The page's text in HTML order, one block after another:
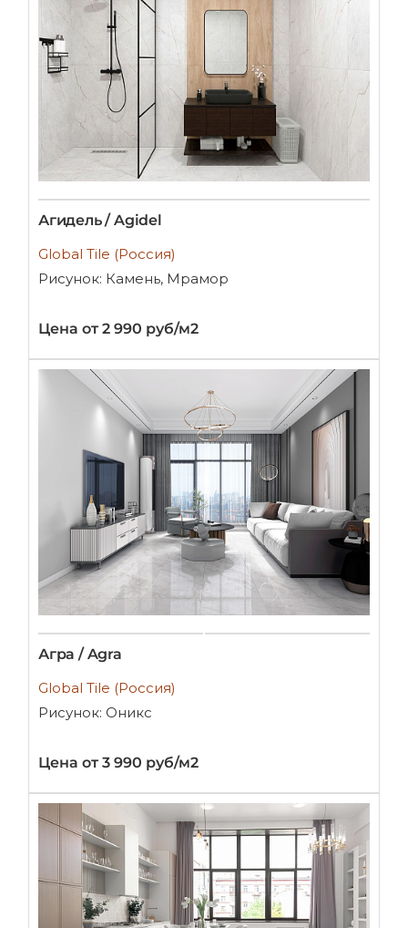
Агидель / Agidel
Global Tile (Россия)
Рисунок: Камень, Мрамор
Цена от 2 990 руб/м2
Агра / Agra
Global Tile (Россия)
Рисунок: Оникс
Цена от 3 990 руб/м2